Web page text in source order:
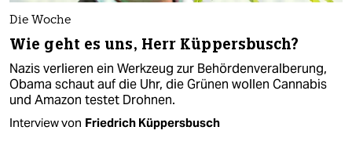
Die Woche
Wie geht es uns, Herr Küppersbusch?
Nazis verlieren ein Werkzeug zur Behördenveralberung,
Obama schaut auf die Uhr, die Grünen wollen Cannabis
und Amazon testet Drohnen.
Interview von Friedrich Küppersbusch